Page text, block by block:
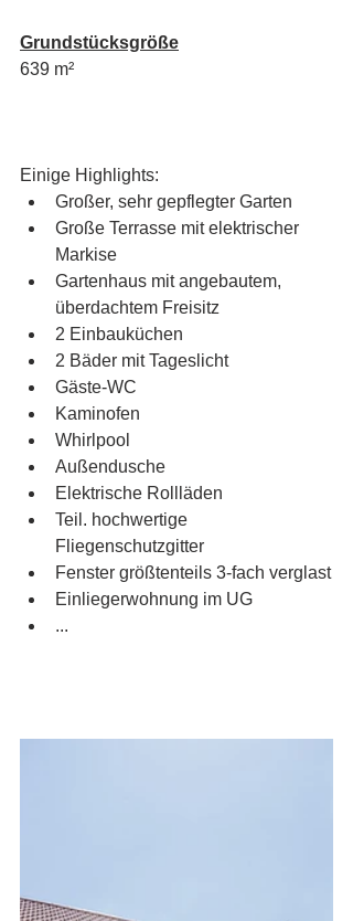
Grundstücksgröße
639 m²
Einige Highlights:
Großer, sehr gepflegter Garten
Große Terrasse mit elektrischer
Markise
Gartenhaus mit angebautem,
überdachtem Freisitz
2 Einbauküchen
2 Bäder mit Tageslicht
Gäste-WC
Kaminofen
Whirlpool
Außendusche
Elektrische Rollläden
Teil. hochwertige
Fliegenschutzgitter
Fenster größtenteils 3-fach verglast
Einliegerwohnung im UG
...